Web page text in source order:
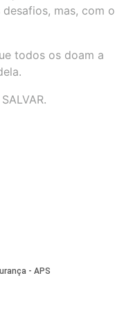
mas, com o
todos os doam a